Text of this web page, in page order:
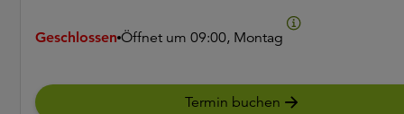
Geschlossen Öffnet um 09:00, Montag
Termin buchen